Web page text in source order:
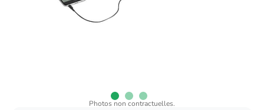
Photos non contractuelles.